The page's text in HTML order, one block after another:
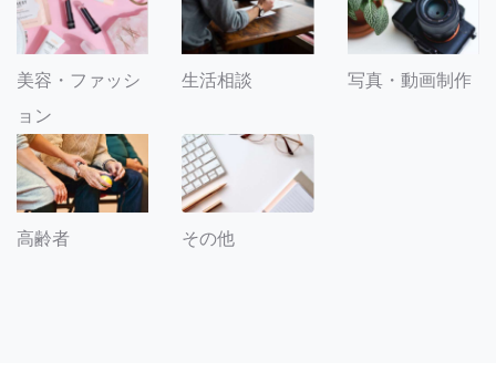
美容・ファッシ
ョン
生活相談 写真・動画制作
高齢者 その他